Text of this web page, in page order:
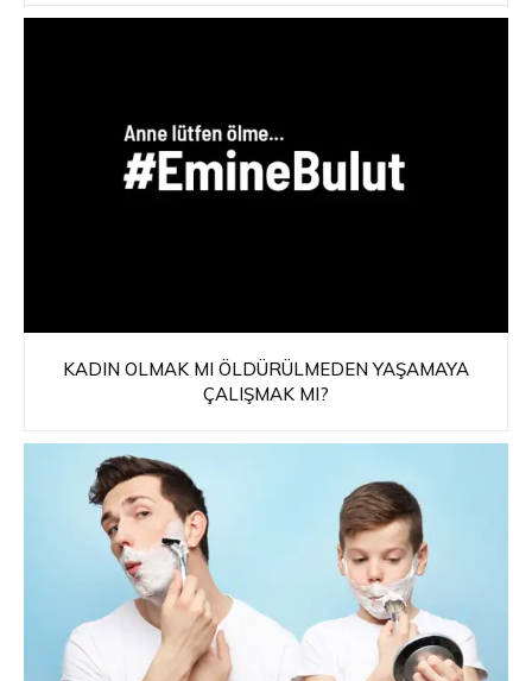
KADIN OLMAK MI ÖLDÜRÜLMEDEN YAŞAMAYA
ÇALIŞMAK MI?